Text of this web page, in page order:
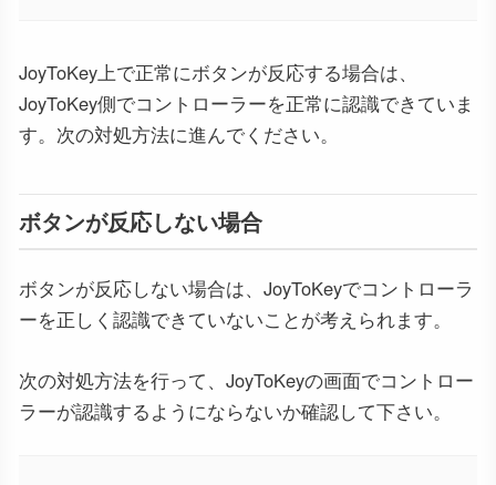
JoyToKey上で正常にボタンが反応する場合は、
JoyToKey側でコントローラーを正常に認識できていま
す。次の対処方法に進んでください。
ボタンが反応しない場合
ボタンが反応しない場合は、JoyToKeyでコントローラ
ーを正しく認識できていないことが考えられます。
次の対処方法を行って、JoyToKeyの画面でコントロー
ラーが認識するようにならないか確認して下さい。